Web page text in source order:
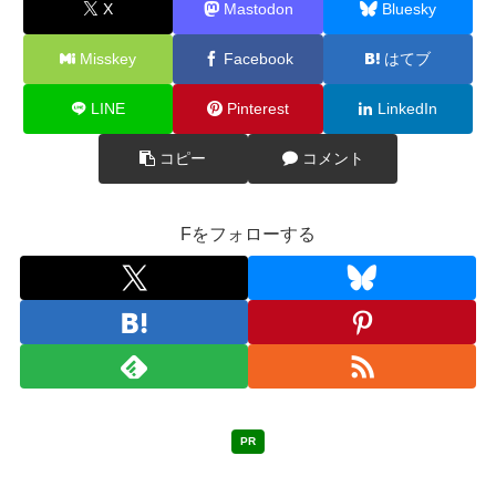
X Mastodon Bluesky
Misskey Facebook はてブ
LINE Pinterest LinkedIn
コピー コメント
Fをフォローする
PR